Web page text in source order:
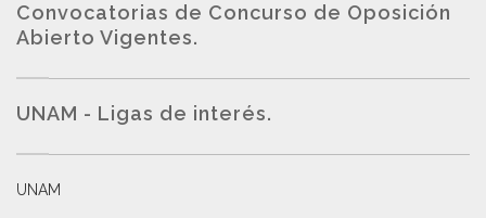
Convocatorias de Concurso de Oposición
Abierto Vigentes.
UNAM - Ligas de interés.
UNAM